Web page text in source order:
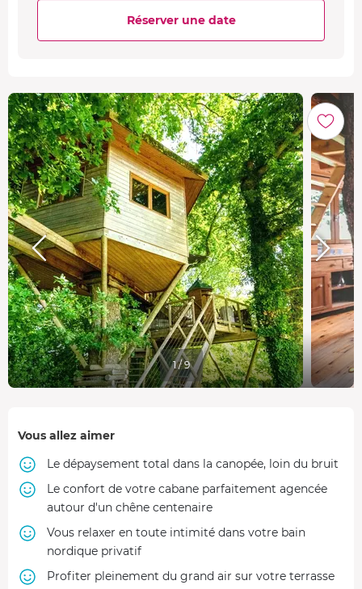
Réserver une date
1 / 9
Vous allez aimer
Le dépaysement total dans la canopée, loin du bruit
Le confort de votre cabane parfaitement agencée
autour d'un chêne centenaire
Vous relaxer en toute intimité dans votre bain
nordique privatif
Profiter pleinement du grand air sur votre terrasse